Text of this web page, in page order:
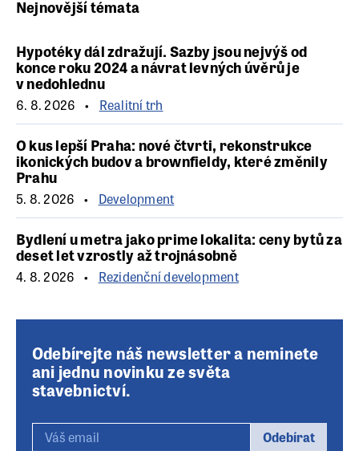
Nejnovější témata
Hypotéky dál zdražují. Sazby jsou nejvýš od
konce roku 2024 a návrat levných úvěrů je
v nedohlednu
6. 8. 2026 Realitní trh
O kus lepší Praha: nové čtvrti, rekonstrukce
ikonických budov a brownfieldy, které změnily
Prahu
5. 8. 2026 Development
Bydlení u metra jako prime lokalita: ceny bytů za
deset let vzrostly až trojnásobně
4. 8. 2026 Rezidenční development
Odebírejte náš newsletter a neminete
ani jednu novinku ze světa
stavebnictví.
Odebírat